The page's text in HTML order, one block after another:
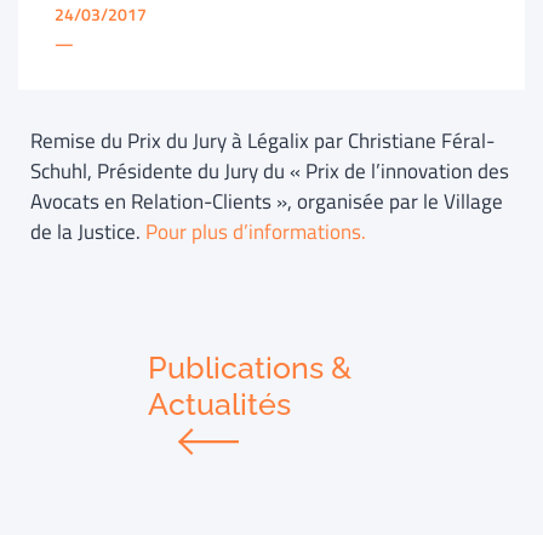
24/03/2017
—
Remise du Prix du Jury à Légalix par Christiane Féral-
Schuhl, Présidente du Jury du « Prix de l’innovation des
Avocats en Relation-Clients », organisée par le Village
de la Justice. Pour plus d’informations.
Publications &
Actualités